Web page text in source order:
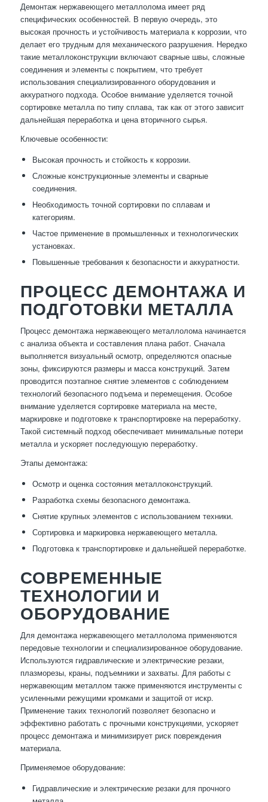
Демонтаж нержавеющего металлолома имеет ряд
специфических особенностей. В первую очередь, это
высокая прочность и устойчивость материала к коррозии, что
делает его трудным для механического разрушения. Нередко
такие металлоконструкции включают сварные швы, сложные
соединения и элементы с покрытием, что требует
использования специализированного оборудования и
аккуратного подхода. Особое внимание уделяется точной
сортировке металла по типу сплава, так как от этого зависит
дальнейшая переработка и цена вторичного сырья.
Ключевые особенности:
Высокая прочность и стойкость к коррозии.
Сложные конструкционные элементы и сварные
соединения.
Необходимость точной сортировки по сплавам и
категориям.
Частое применение в промышленных и технологических
установках.
Повышенные требования к безопасности и аккуратности.
ПРОЦЕСС ДЕМОНТАЖА И
ПОДГОТОВКИ МЕТАЛЛА
Процесс демонтажа нержавеющего металлолома начинается
с анализа объекта и составления плана работ. Сначала
выполняется визуальный осмотр, определяются опасные
зоны, фиксируются размеры и масса конструкций. Затем
проводится поэтапное снятие элементов с соблюдением
технологий безопасного подъема и перемещения. Особое
внимание уделяется сортировке материала на месте,
маркировке и подготовке к транспортировке на переработку.
Такой системный подход обеспечивает минимальные потери
металла и ускоряет последующую переработку.
Этапы демонтажа:
Осмотр и оценка состояния металлоконструкций.
Разработка схемы безопасного демонтажа.
Снятие крупных элементов с использованием техники.
Сортировка и маркировка нержавеющего металла.
Подготовка к транспортировке и дальнейшей переработке.
СОВРЕМЕННЫЕ
ТЕХНОЛОГИИ И
ОБОРУДОВАНИЕ
Для демонтажа нержавеющего металлолома применяются
передовые технологии и специализированное оборудование.
Используются гидравлические и электрические резаки,
плазморезы, краны, подъемники и захваты. Для работы с
нержавеющим металлом также применяются инструменты с
усиленными режущими кромками и защитой от искр.
Применение таких технологий позволяет безопасно и
эффективно работать с прочными конструкциями, ускоряет
процесс демонтажа и минимизирует риск повреждения
материала.
Применяемое оборудование:
Гидравлические и электрические резаки для прочного